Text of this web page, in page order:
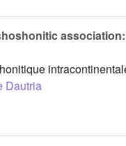
Dautria